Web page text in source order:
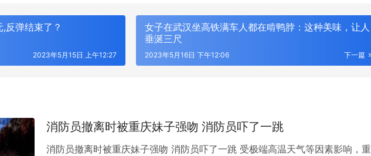
反弹结束了？
2023年5月15日 上午12:27
女子在武汉坐高铁满车人都在啃鸭脖：这种美味，让人
垂涎三尺
下一篇
2023年5月16日 下午12:06
消防员撤离时被重庆妹子强吻 消防员吓了一跳
消防员撤离时被重庆妹子强吻 消防员吓了一跳 受极端高温天气等因素影响，重